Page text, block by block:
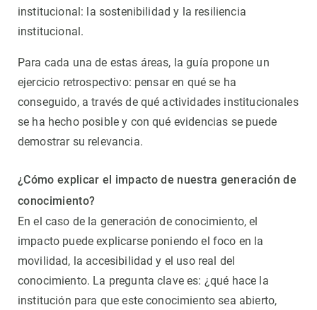
institucional: la sostenibilidad y la resiliencia
institucional.
Para cada una de estas áreas, la guía propone un
ejercicio retrospectivo: pensar en qué se ha
conseguido, a través de qué actividades institucionales
se ha hecho posible y con qué evidencias se puede
demostrar su relevancia.
¿Cómo explicar el impacto de nuestra generación de
conocimiento?
En el caso de la generación de conocimiento, el
impacto puede explicarse poniendo el foco en la
movilidad, la accesibilidad y el uso real del
conocimiento. La pregunta clave es: ¿qué hace la
institución para que este conocimiento sea abierto,